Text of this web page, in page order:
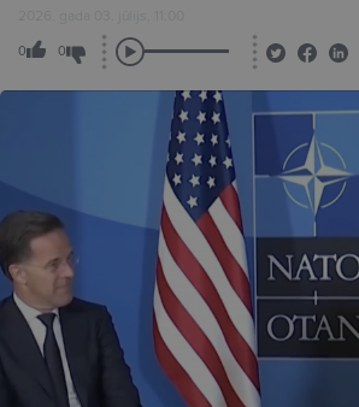
2026. gada 03. jūlijs, 11:00
0 0